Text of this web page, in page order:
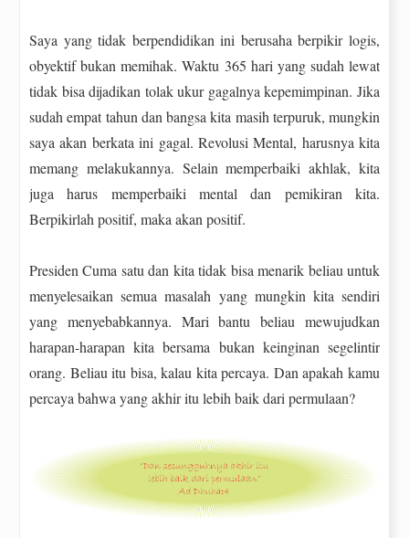
Saya yang tidak berpendidikan ini berusaha berpikir logis,
obyektif bukan memihak. Waktu 365 hari yang sudah lewat
tidak bisa dijadikan tolak ukur gagalnya kepemimpinan. Jika
sudah empat tahun dan bangsa kita masih terpuruk, mungkin
saya akan berkata ini gagal. Revolusi Mental, harusnya kita
memang melakukannya. Selain memperbaiki akhlak, kita
juga harus memperbaiki mental dan pemikiran kita.
Berpikirlah positif, maka akan positif.
Presiden Cuma satu dan kita tidak bisa menarik beliau untuk
menyelesaikan semua masalah yang mungkin kita sendiri
yang menyebabkannya. Mari bantu beliau mewujudkan
harapan-harapan kita bersama bukan keinginan segelintir
orang. Beliau itu bisa, kalau kita percaya. Dan apakah kamu
percaya bahwa yang akhir itu lebih baik dari permulaan?